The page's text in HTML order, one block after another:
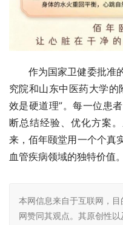
作为国家卫健委批准
究院和山东中医药大学的
效是硬道理”。每一位患
断总结经验、优化方案
来，佰年颐堂用一个个真
血管疾病领域的独特价值。
本网信息来自于互联网，
网赞同其观点。其原创性